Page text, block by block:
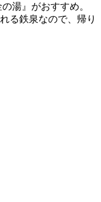
湯』がおすすめ。
る鉄泉なので、帰り